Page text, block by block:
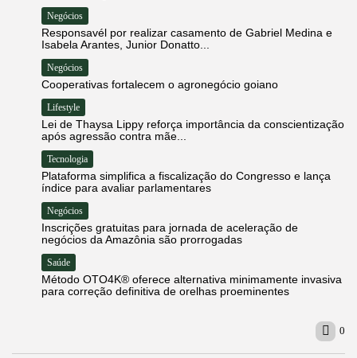
Negócios
Responsavél por realizar casamento de Gabriel Medina e
Isabela Arantes, Junior Donatto...
Negócios
Cooperativas fortalecem o agronegócio goiano
Lifestyle
Lei de Thaysa Lippy reforça importância da conscientização
após agressão contra mãe...
Tecnologia
Plataforma simplifica a fiscalização do Congresso e lança
índice para avaliar parlamentares
Negócios
Inscrições gratuitas para jornada de aceleração de
negócios da Amazônia são prorrogadas
Saúde
Método OTO4K® oferece alternativa minimamente invasiva
para correção definitiva de orelhas proeminentes
0